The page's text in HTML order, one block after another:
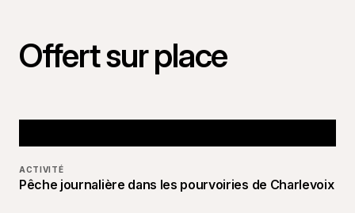
Offert sur place
ACTIVITÉ
Pêche journalière dans les pourvoiries de Charlevoix